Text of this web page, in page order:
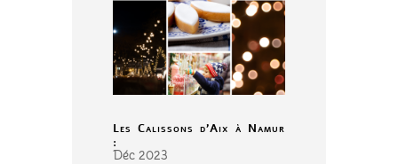
Les Calissons d’Aix à Namur
:
Déc 2023